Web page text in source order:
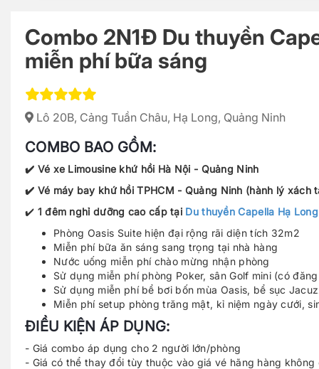
Combo 2N1Đ Du thuyền
miễn phí bữa sáng
Lô 20B, Cảng Tuần Châu, Hạ Long, Quảng Ninh
COMBO BAO GỒM:
✔️ Vé xe Limousine khứ hồi Hà Nội - Quảng Ninh
✔️ Vé máy bay khứ hồi TPHCM - Quảng Ninh (hành lý xách
✔️ 1 đêm nghỉ dưỡng cao cấp tại Du thuyền Capella Hạ Long
Phòng Oasis Suite hiện đại rộng rãi diện tích 32m2
Miễn phí bữa ăn sáng sang trọng tại nhà hàng
Nước uống miễn phí chào mừng nhận phòng
Sử dụng miễn phí phòng Poker, sân Golf mini (có
Sử dụng miễn phí bể bơi bốn mùa Oasis, bể sục
Miễn phí setup phòng trăng mật, kỉ niệm ngày cưới,
ĐIỀU KIỆN ÁP DỤNG:
- Giá combo áp dụng cho 2 người lớn/phòng
- Giá có thể thay đổi tùy thuộc vào giá vé hãng hàng